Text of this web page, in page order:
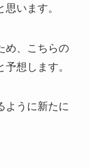
います。
め、こちらの
想します。
ように新たに